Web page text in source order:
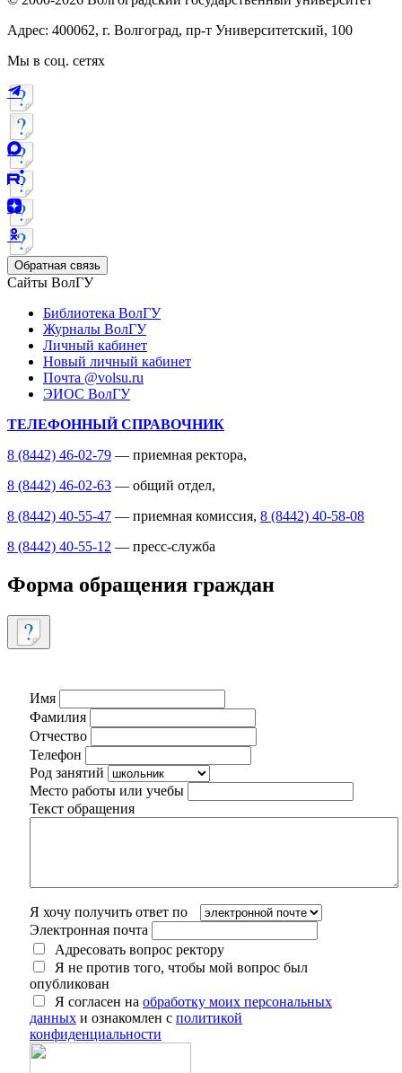
Адрес: 400062, г. Волгоград, пр-т Университетский, 100
Мы в соц. сетях
Обратная связь
Сайты ВолГУ
Библиотека ВолГУ
Журналы ВолГУ
Личный кабинет
Новый личный кабинет
Почта @volsu.ru
ЭИОС ВолГУ
ТЕЛЕФОННЫЙ СПРАВОЧНИК
8 (8442) 46-02-79 — приемная ректора,
8 (8442) 46-02-63 — общий отдел,
8 (8442) 40-55-47 — приемная комиссия, 8 (8442) 40-58-08
8 (8442) 40-55-12 — пресс-служба
Форма обращения граждан
Имя
Фамилия
Отчество
Телефон
Род занятий
Место работы или учебы
Текст обращения
Я хочу получить ответ по
Электронная почта
Адресовать вопрос ректору
Я не против того, чтобы мой вопрос был
опубликован
Я согласен на обработку моих персональных
данных и ознакомлен с политикой
конфиденциальности